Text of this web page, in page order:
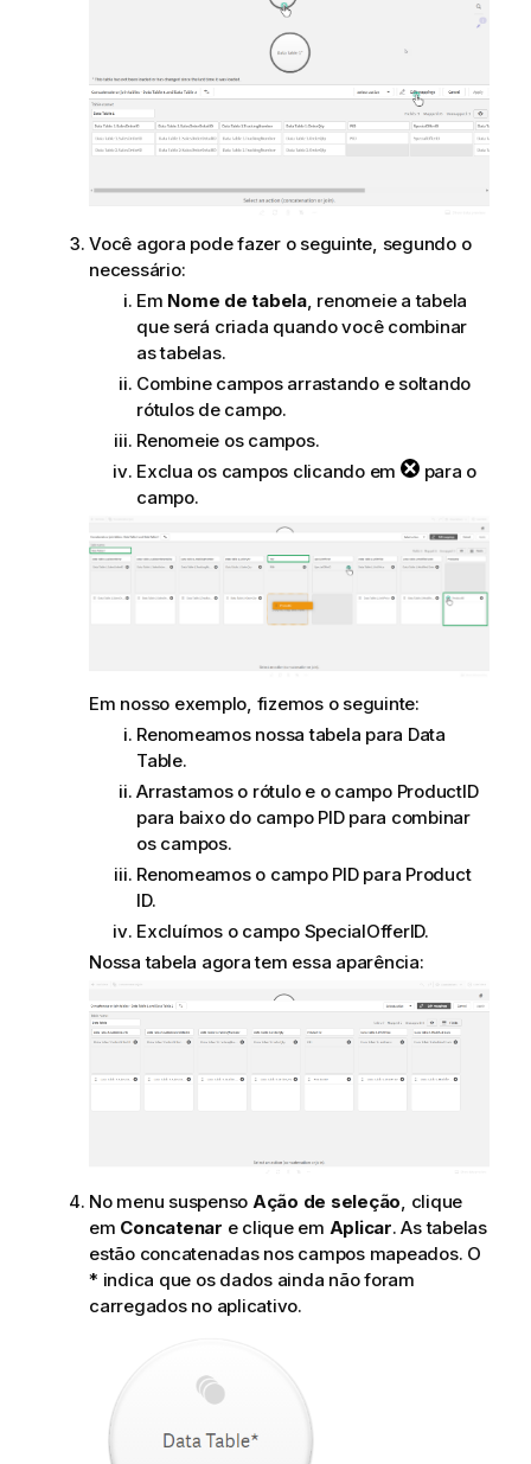
Você agora pode fazer o seguinte, segundo o
necessário:
Em Nome de tabela, renomeie a tabela
que será criada quando você combinar
as tabelas.
Combine campos arrastando e soltando
rótulos de campo.
Renomeie os campos.
Exclua os campos clicando em
para o
campo.
Em nosso exemplo, fizemos o seguinte:
Renomeamos nossa tabela para Data
Table.
Arrastamos o rótulo e o campo ProductID
para baixo do campo PIDpara combinar
os campos.
Renomeamos o campo PIDpara Product
ID.
Excluímos o campo SpecialOfferID.
Nossa tabela agora tem essa aparência:
No menu suspenso Ação de seleção, clique
em Concatenar e clique em Aplicar. As tabelas
estão concatenadas nos campos mapeados. O
* indica que os dados ainda não foram
carregados no aplicativo.